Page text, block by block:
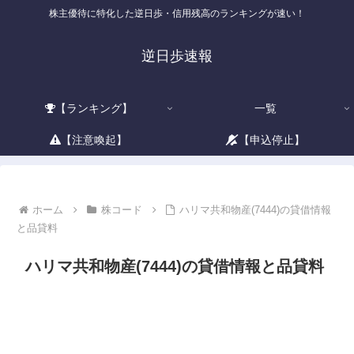
株主優待に特化した逆日歩・信用残高のランキングが速い！
逆日歩速報
【ランキング】 一覧
【注意喚起】 【申込停止】
ホーム 株コード
ハリマ共和物産(7444)の貸借情報
と品貸料
ハリマ共和物産(7444)の貸借情報と品貸料